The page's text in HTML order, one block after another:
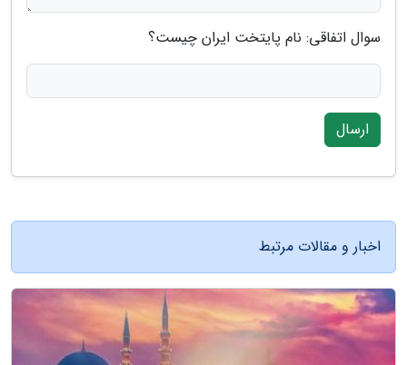
سوال اتفاقی: نام پایتخت ایران چیست؟
ارسال
اخبار و مقالات مرتبط